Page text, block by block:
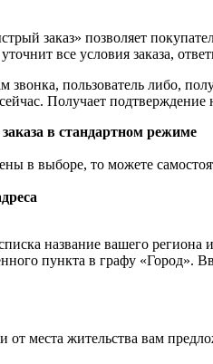
заказ» позволяет
все условия заказа,
звонка, пользователь либо,
Получает
в стандартном режиме
в выборе, то можете
название вашего
пункта в графу «Город».
от места жительства вам